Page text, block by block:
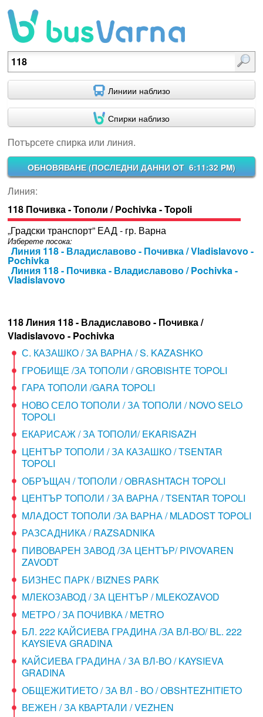
Потърсете спирка или линия.
Линиии наблизо
Спирки наблизо
Потърсете спирка или линия.
ОБНОВЯВАНЕ (ПОСЛЕДНИ ДАННИ ОТ 6:11:32 PM)
Линия:
118 Почивка - Тополи / Pochivka - Topoli
„Градски транспорт” ЕАД - гр. Варна
Изберете посока:
Линия 118 - Владиславово - Почивка / Vladislavovo -
Pochivka
Линия 118 - Почивка - Владиславово / Pochivka -
Vladislavovo
118 Линия 118 - Владиславово - Почивка /
Vladislavovo - Pochivka
С. КАЗАШКО / ЗА ВАРНА / S. KAZASHKO
ГРОБИЩЕ /ЗА ТОПОЛИ / GROBISHTE TOPOLI
ГАРА ТОПОЛИ /GARA TOPOLI
НОВО СЕЛО ТОПОЛИ / ЗА ТОПОЛИ / NOVO SELO
TOPOLI
ЕКАРИСАЖ / ЗА ТОПОЛИ/ EKARISAZH
ЦЕНТЪР ТОПОЛИ / ЗА КАЗАШКО / TSENTAR
TOPOLI
ОБРЪЩАЧ / ТОПОЛИ / OBRASHTACH TOPOLI
ЦЕНТЪР ТОПОЛИ / ЗА ВАРНА / TSENTAR TOPOLI
МЛАДОСТ ТОПОЛИ /ЗА ВАРНА / MLADOST TOPOLI
РАЗСАДНИКА / RAZSADNIKA
ПИВОВАРЕН ЗАВОД /ЗА ЦЕНТЪР/ PIVOVAREN
ZAVODT
БИЗНЕС ПАРК / BIZNES PARK
МЛЕКОЗАВОД / ЗА ЦЕНТЪР / MLEKOZAVOD
МЕТРО / ЗА ПОЧИВКА / METRO
БЛ. 222 КАЙСИЕВА ГРАДИНА /ЗА ВЛ-ВО/ BL. 222
KAYSIEVA GRADINA
КАЙСИЕВА ГРАДИНА / ЗА ВЛ-ВО / KAYSIEVA
GRADINA
ОБЩЕЖИТИЕТО / ЗА ВЛ - ВО / OBSHTEZHITIETO
ВЕЖЕН / ЗА КВАРТАЛИ / VEZHEN